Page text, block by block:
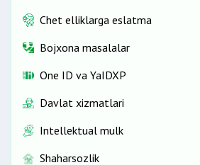
Chet elliklarga eslatma
Bojxona masalalar
One ID vа YaIDXP
Davlat xizmatlari
Intellektual mulk
Shaharsozlik